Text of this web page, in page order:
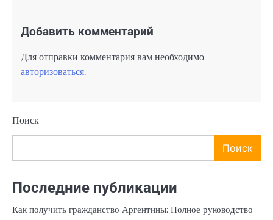
Добавить комментарий
Для отправки комментария вам необходимо
авторизоваться.
Поиск
Поиск
Последние публикации
Как получить гражданство Аргентины: Полное руководство